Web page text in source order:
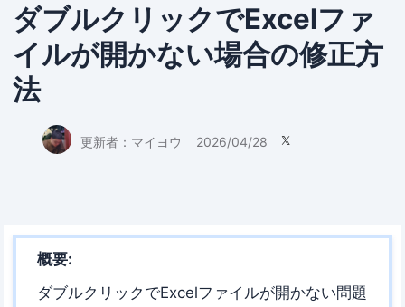
ダブルクリックでExcelファ
イルが開かない場合の修正方
法
更新者： マイヨウ 2026/04/28 
概要:
ダブルクリックでExcelファイルが開かない問題